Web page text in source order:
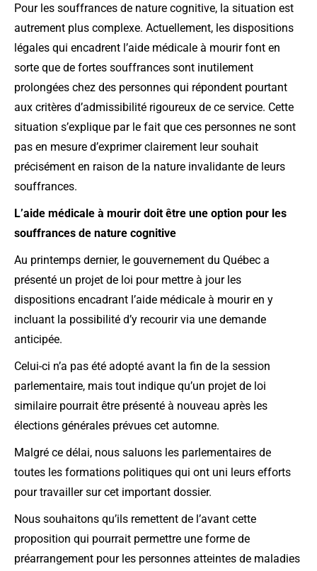
Pour les souffrances de nature cognitive, la situation est
autrement plus complexe. Actuellement, les dispositions
légales qui encadrent l’aide médicale à mourir font en
sorte que de fortes souffrances sont inutilement
prolongées chez des personnes qui répondent pourtant
aux critères d’admissibilité rigoureux de ce service. Cette
situation s’explique par le fait que ces personnes ne sont
pas en mesure d’exprimer clairement leur souhait
précisément en raison de la nature invalidante de leurs
souffrances.
L’aide médicale à mourir doit être une option pour les
souffrances de nature cognitive
Au printemps dernier, le gouvernement du Québec a
présenté un projet de loi pour mettre à jour les
dispositions encadrant l’aide médicale à mourir en y
incluant la possibilité d’y recourir via une demande
anticipée.
Celui-ci n’a pas été adopté avant la fin de la session
parlementaire, mais tout indique qu’un projet de loi
similaire pourrait être présenté à nouveau après les
élections générales prévues cet automne.
Malgré ce délai, nous saluons les parlementaires de
toutes les formations politiques qui ont uni leurs efforts
pour travailler sur cet important dossier.
Nous souhaitons qu’ils remettent de l’avant cette
proposition qui pourrait permettre une forme de
préarrangement pour les personnes atteintes de maladies